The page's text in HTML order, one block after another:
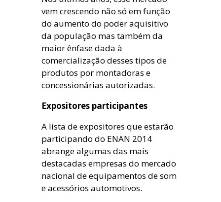
vem crescendo não só em função
do aumento do poder aquisitivo
da população mas também da
maior ênfase dada à
comercialização desses tipos de
produtos por montadoras e
concessionárias autorizadas.
Expositores participantes
A lista de expositores que estarão
participando do ENAN 2014
abrange algumas das mais
destacadas empresas do mercado
nacional de equipamentos de som
e acessórios automotivos.